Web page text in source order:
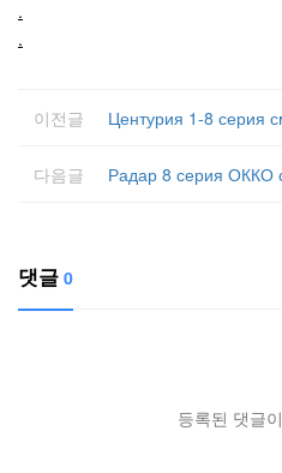
.
.
이전글 Центурия 1-8 серия
다음글 Радар 8 серия ОККО
댓글 0
등록된 댓글